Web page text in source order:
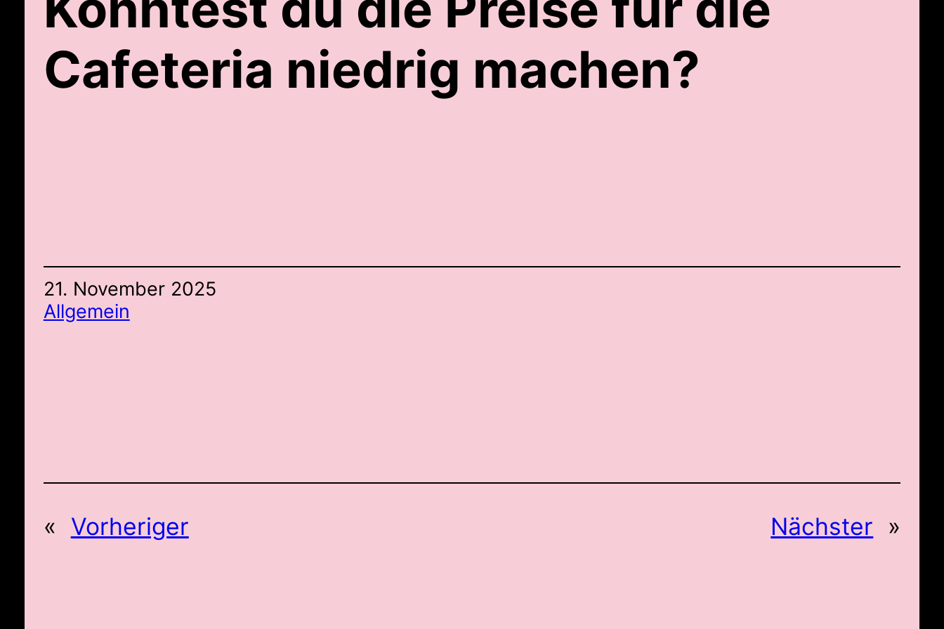
Cafeteria niedrig machen?
21. November 2025
Allgemein
« Vorheriger Nächster »